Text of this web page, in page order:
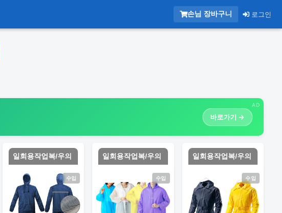
손님 장바구니 로그인
AD
바로가기 →
일회용작업복/우의
수입
일회용작업복/우의
수입
일회용작업복/우의
수입